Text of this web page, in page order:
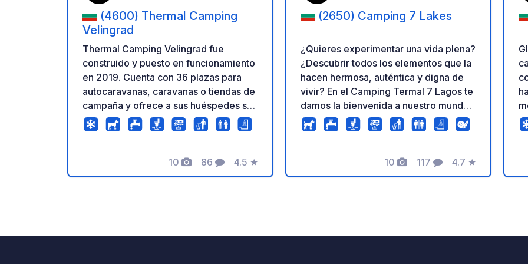
(4600) Thermal Camping
Velingrad
Thermal Camping Velingrad fue
construido y puesto en funcionamiento
en 2019. Cuenta con 36 plazas para
autocaravanas, caravanas o tiendas de
campaña y ofrece a sus huéspedes su
propio centro termal. Está ubicado en
la capital balnearia de Bulgaria,
Yundola, en la parte de la ciudad con el
clima más saludable y favorable, justo
10
Fotos
86
Comentarios
4.5
Calificación
★
(2650) Camping 7 Lakes
¿Quieres experimentar una vida plena?
¿Descubrir todos los elementos que la
hacen hermosa, auténtica y digna de
vivir? En el Camping Termal 7 Lagos te
damos la bienvenida a nuestro mundo
de belleza y deleite. Con vistas a los
imponentes picos de las Montañas Rila,
Lagos de Rila, este es un lugar donde
te olvidarás por completo de la rutina.
10
Fotos
117
Comentarios
4.7
Calificación
★